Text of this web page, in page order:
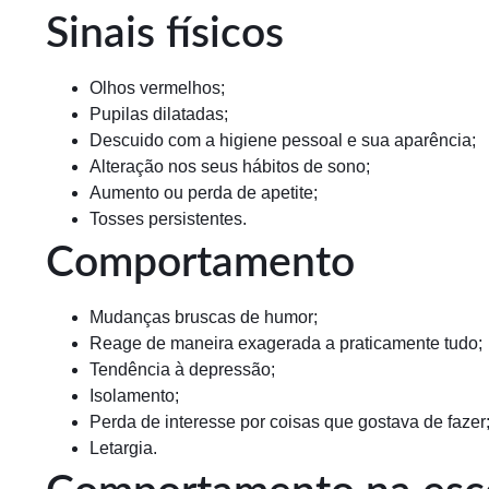
Sinais físicos
Olhos vermelhos;
Pupilas dilatadas;
Descuido com a higiene pessoal e sua aparência;
Alteração nos seus hábitos de sono;
Aumento ou perda de apetite;
Tosses persistentes.
Comportamento
Mudanças bruscas de humor;
Reage de maneira exagerada a praticamente tudo;
Tendência à depressão;
Isolamento;
Perda de interesse por coisas que gostava de fazer;
Letargia.